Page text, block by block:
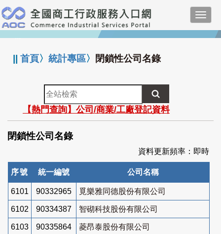
跳
到
主
要
:::
||首頁〉統計專區〉 閉鎖性公司名錄
全
站
檢
索
【熱門查詢】公司/商業/工廠登記資料
閉鎖性公司名錄
資料更新頻率：即時
序號 統一編號 公司名稱
6101 90332965 覓樂雅同德股份有限公司
6102 90334387 智砌科技股份有限公司
6103 90335864 菱昂泰股份有限公司